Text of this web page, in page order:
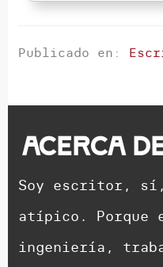
Publicado en:
Acerca
Soy escritor,
atípico. Porque
ingeniería,